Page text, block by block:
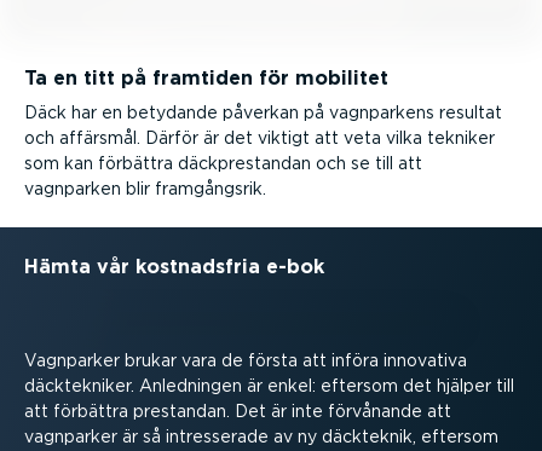
Ta en titt på framtiden för mobilitet
Däck har en betydande påverkan på vagnparkens resultat
och affärsmål. Därför är det viktigt att veta vilka tekniker
som kan förbättra däckpre­standan och se till att
vagnparken blir framgångsrik.
Hämta vår kostnadsfria e-bok
Vagnparker brukar vara de första att införa innovativa
däcktek­niker. Anledningen är enkel: eftersom det hjälper till
att förbättra prestandan. Det är inte förvånande att
vagnparker är så intres­serade av ny däckteknik, eftersom